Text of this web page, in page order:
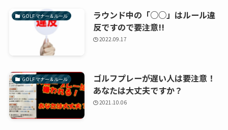
GOLF マナー＆ルール
ラウンド中の「○○」はルール違
反ですので要注意!!
2022.09.17
GOLF マナー＆ルール
ゴルフプレーが遅い人は要注意！
あなたは大丈夫ですか？
2021.10.06